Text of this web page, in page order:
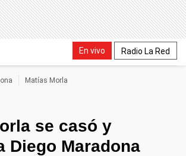
En vivo Radio La Red
Matías Morla
se casó y
Diego Maradona